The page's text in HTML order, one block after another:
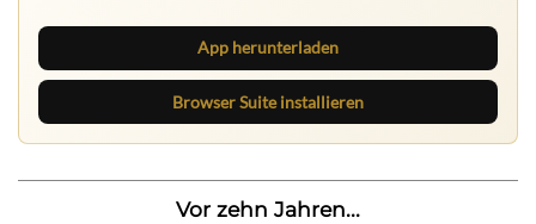
App herunterladen
Browser Suite installieren
Vor zehn Jahren...